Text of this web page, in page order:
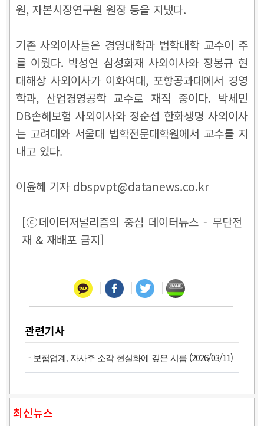
원, 자본시장연구원 원장 등을 지냈다.
기존 사외이사들은 경영대학과 법학대학 교수이 주
를 이뤘다. 박성연 삼성화재 사외이사와 장봉규 현
대해상 사외이사가 이화여대, 포항공과대에서 경영
학과, 산업경영공학 교수로 재직 중이다. 박세민
DB손해보험 사외이사와 정순섭 한화생명 사외이사
는 고려대와 서울대 법학전문대학원에서 교수를 지
내고 있다.
이윤혜 기자 dbspvpt@datanews.co.kr
[ⓒ데이터저널리즘의 중심 데이터뉴스 - 무단전
재 & 재배포 금지]
관련기사
- 보험업계, 자사주 소각 현실화에 깊은 시름 (2026/03/11)
최신뉴스